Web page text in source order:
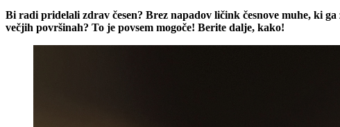
Bi radi pridelali zdrav česen? Brez napadov ličink česnove muhe, ki
večjih površinah? To je povsem mogoče! Berite dalje, kako!